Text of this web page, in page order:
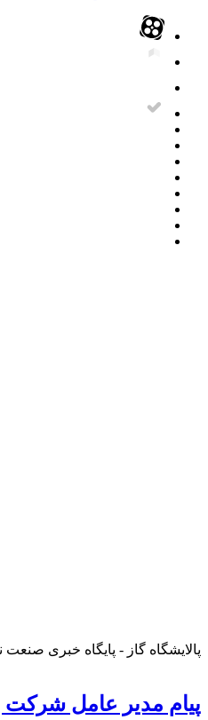
پالایشگاه گاز - پایگاه خبری صنعت
پیام مدیر عامل شرکت